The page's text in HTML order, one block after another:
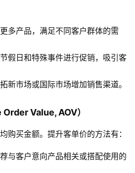
多产品，满足不同客户群体的需
假日和特殊事件进行促销，吸引客
新市场或国际市场增加销售渠道。
Order Value, AOV）
购买金额。提升客单价的方法有：
与客户意向产品相关或搭配使用的